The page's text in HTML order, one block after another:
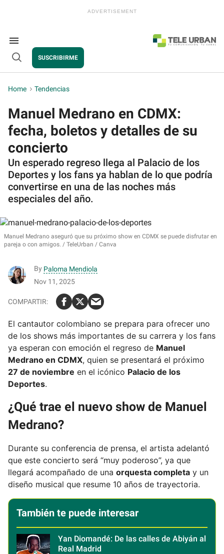
Search
&
Section
Navigation
Open
SUSCRIBIRME
Home > Tendencias
Manuel Medrano en CDMX:
fecha, boletos y detalles de su
concierto
Un esperado regreso llega al Palacio de los
Deportes y los fans ya hablan de lo que podría
convertirse en una de las noches más
especiales del año.
Manuel Medrano aseguró que su próximo show en CDMX se puede disfrutar en
pareja o con amigos.
TeleUrban / Canva
By Paloma Mendiola
Nov 11, 2025
El cantautor colombiano se prepara para ofrecer uno
de los shows más importantes de su carrera y los fans
ya esperan con emoción el regreso de Manuel
Medrano en CDMX, quien se presentará el próximo
27 de noviembre en el icónico Palacio de los
Deportes.
¿Qué trae el nuevo show de Manuel
Medrano?
Durante su conferencia de prensa, el artista adelantó
que este concierto será “muy poderoso”, ya que
llegará acompañado de una orquesta completa y un
diseño musical que resume 10 años de trayectoria.
También te puede interesar
Yan Diomandé: De las calles de Abiyán al
Real Madrid